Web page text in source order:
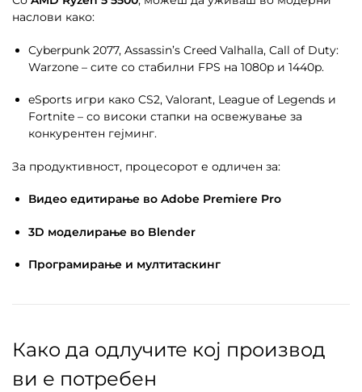
наслови како:
Cyberpunk 2077, Assassin’s Creed Valhalla, Call of Duty:
Warzone – сите со стабилни FPS на 1080p и 1440p.
eSports игри како CS2, Valorant, League of Legends и
Fortnite – со високи стапки на освежување за
конкурентен гејминг.
За продуктивност, процесорот е одличен за:
Видео едитирање во Adobe Premiere Pro
3D моделирање во Blender
Програмирање и мултитаскинг
Како да одлучите кој производ
ви е потребен